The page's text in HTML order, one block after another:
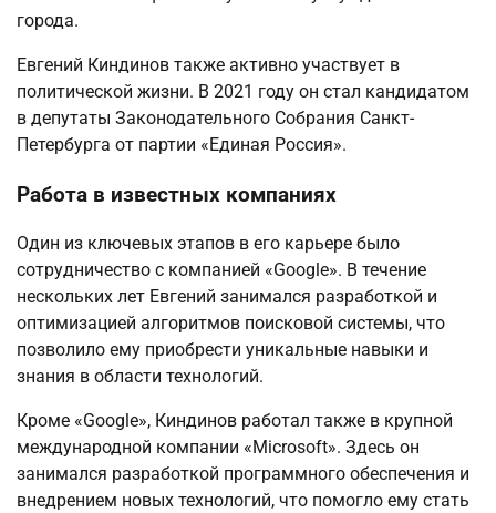
города.
Евгений Киндинов также активно участвует в
политической жизни. В 2021 году он стал кандидатом
в депутаты Законодательного Собрания Санкт-
Петербурга от партии «Единая Россия».
Работа в известных компаниях
Один из ключевых этапов в его карьере было
сотрудничество с компанией «Google». В течение
нескольких лет Евгений занимался разработкой и
оптимизацией алгоритмов поисковой системы, что
позволило ему приобрести уникальные навыки и
знания в области технологий.
Кроме «Google», Киндинов работал также в крупной
международной компании «Microsoft». Здесь он
занимался разработкой программного обеспечения и
внедрением новых технологий, что помогло ему стать